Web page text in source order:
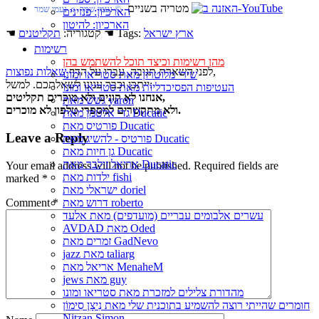
הארכיון: פנזינים
הארכיון: להיטון
רשימות
מהן רשימות וכיצד תוכל להשתמש בהן
שירי מלוטרון מאת סטריאו ומונו
העטיפות הפסיכדליות מאת סטריאו ומונו
גשש מאת yaron
גדי אלטמן מאת Ducatic
פורטיס מאת Ducatic
פורטיס - להשיג מאת Ducatic
גן חיות מאת Ducatic
אריאל זילבר מאת Ducatic
ילדות מאת fishi
ישראלי מאת doriel
דרוש מאת roberto
עשרים אלבומים עבריים (מועדפים) מאת אלעד
AVDAD מאת Oded
זמרים מאת GadNevo
jazz מאת taliarg
אריאל מאת MenaheM
jews מאת guy
מהדורת צלילים למזכרת מאת סטריאו ומונו
חומרים שהייתי רוצה להשמיע בתוכנית שלי מאת נִיצָן סִימוֹן
מטריה בשניים© נעמי שמר ♫ נעמי שמר
☚ קטגוריה: תקליטנים ☚ Tags: ארץ ישראל
לפני השארת תגובה, עברו על הדףשאלות נפוצות
,
ייתכן וכבר ענינו לשאלתכם. למשל:
אנחנו לא קונים ולא מוכרים תקליטים,
ולא מתקשרים למספרי טלפון לא מוכרים.
Leave a Reply
Your email address will not be published. Required fields are
marked *
Comment*